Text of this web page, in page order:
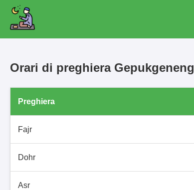
Orari di preghiera Gepukgeneng
Preghiera
Fajr
Dohr
Asr